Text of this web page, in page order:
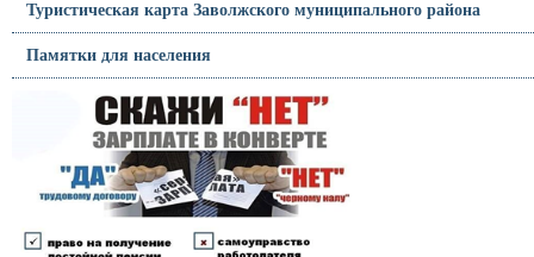
Туристическая карта Заволжского муниципального района
Памятки для населения